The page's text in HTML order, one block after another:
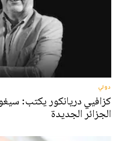
دولي
كزافيي دريانكور يكتب:
الجزائر الجديدة